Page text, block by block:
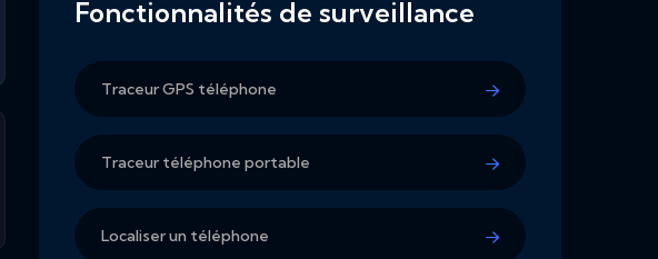
Fonctionnalités de surveillance
Traceur GPS téléphone
Traceur téléphone portable
Localiser un téléphone